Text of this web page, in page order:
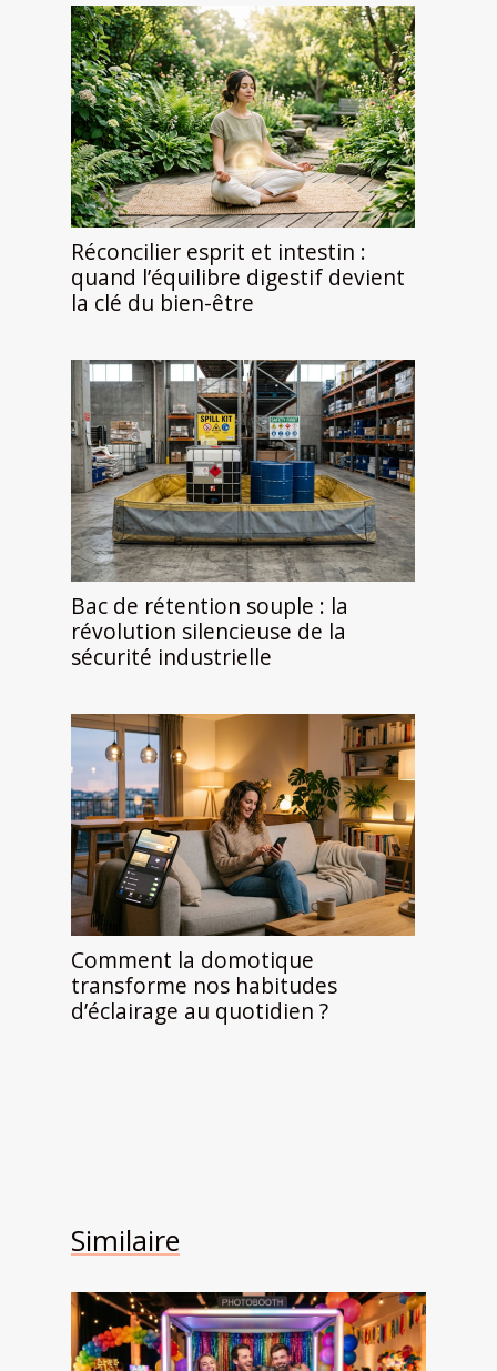
Réconcilier esprit et intestin :
quand l’équilibre digestif devient
la clé du bien-être
Bac de rétention souple : la
révolution silencieuse de la
sécurité industrielle
Comment la domotique
transforme nos habitudes
d’éclairage au quotidien ?
Similaire